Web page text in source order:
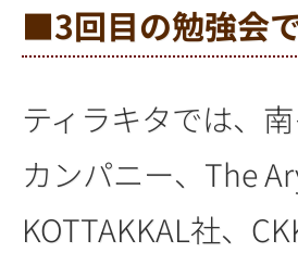
■3回目の勉強会
ティラキタでは、
カンパニー、The
KOTTAKKAL社、